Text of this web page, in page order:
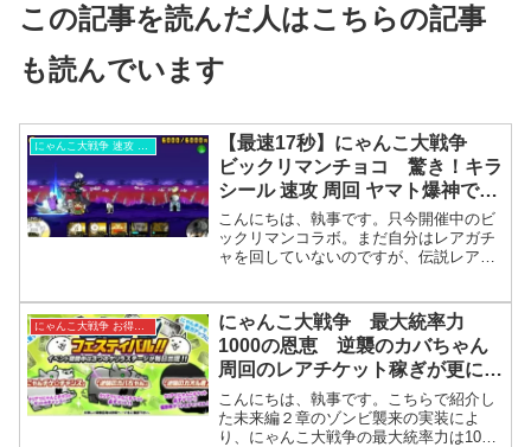
この記事を読んだ人はこちらの記事
も読んでいます
にゃんこ大戦争 速攻 周回
【最速17秒】にゃんこ大戦争
ビックリマンチョコ 驚き！キラ
シール 速攻 周回 ヤマト爆神で速
攻周回
こんにちは、執事です。只今開催中のビ
ックリマンコラボ。まだ自分はレアガチ
ャを回していないのですが、伝説レアま
ンチョコガチャに必要なアイテムが入手
できるのですが、そのステ...
にゃんこ大戦争 最大統率力
1000の恩恵 逆襲のカバちゃん
周回のレアチケット稼ぎが更にお
得に！
こんにちは、執事です。こちらで紹介し
た未来編２章のゾンビ襲来の実装によ
り、にゃんこ大戦争の最大統率力は1000